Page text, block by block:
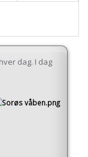
dag. I dag